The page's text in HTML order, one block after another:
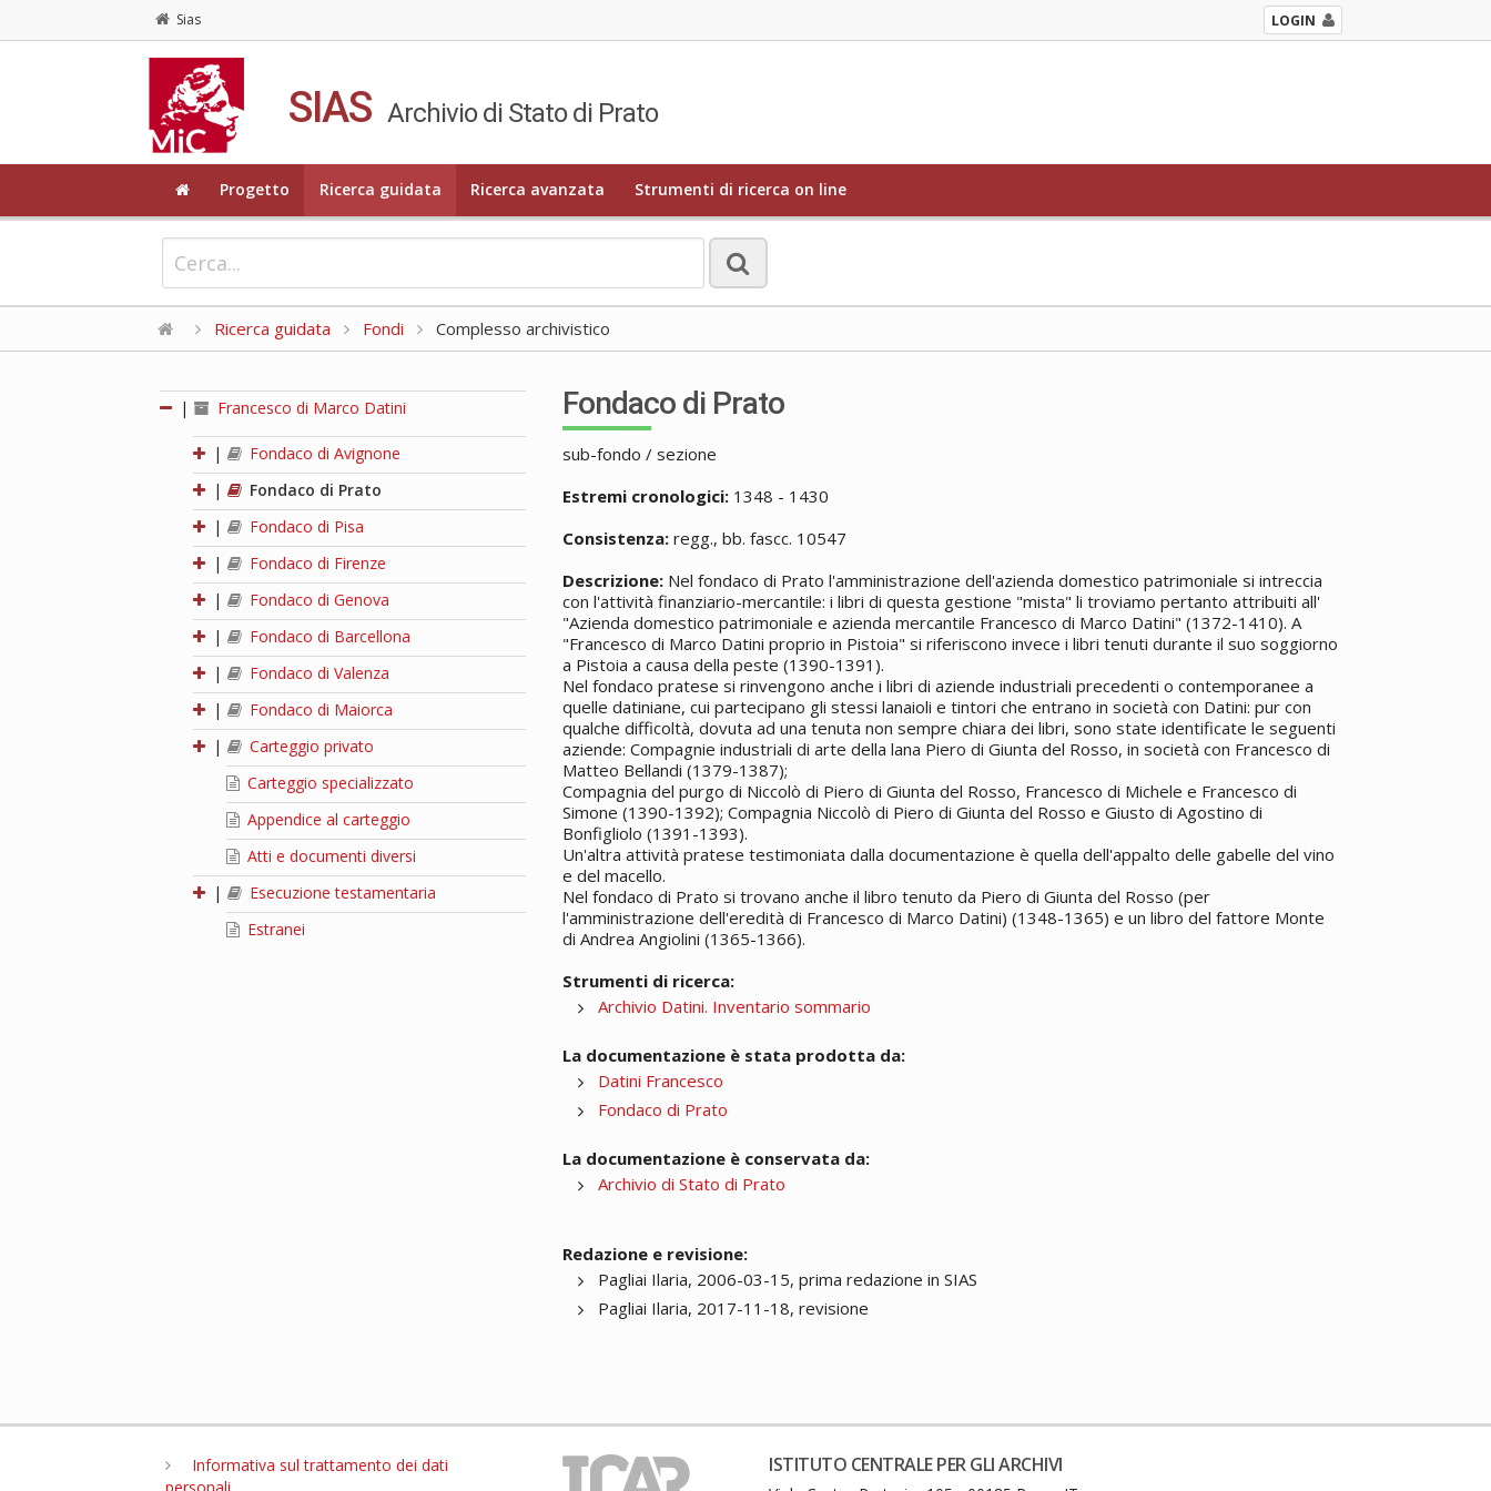
Sias LOGIN
SIAS Archivio di Stato di Prato
Progetto Ricerca guidata Ricerca avanzata Strumenti di ricerca on line
Ricerca guidata Fondi Complesso archivistico
| Francesco di Marco Datini
|
Fondaco di Avignone
|
Fondaco di Prato
|
Fondaco di Pisa
|
Fondaco di Firenze
|
Fondaco di Genova
|
Fondaco di Barcellona
|
Fondaco di Valenza
|
Fondaco di Maiorca
|
Carteggio privato
Carteggio specializzato
Appendice al carteggio
Atti e documenti diversi
|
Esecuzione testamentaria
Estranei
Fondaco di Prato
sub-fondo / sezione
Estremi cronologici: 1348 - 1430
Consistenza: regg., bb. fascc. 10547
Descrizione: Nel fondaco di Prato l'amministrazione dell'azienda domestico patrimoniale si intreccia
con l'attività finanziario-mercantile: i libri di questa gestione "mista" li troviamo pertanto attribuiti all'
"Azienda domestico patrimoniale e azienda mercantile Francesco di Marco Datini" (1372-1410). A
"Francesco di Marco Datini proprio in Pistoia" si riferiscono invece i libri tenuti durante il suo soggiorno
a Pistoia a causa della peste (1390-1391).
Nel fondaco pratese si rinvengono anche i libri di aziende industriali precedenti o contemporanee a
quelle datiniane, cui partecipano gli stessi lanaioli e tintori che entrano in società con Datini: pur con
qualche difficoltà, dovuta ad una tenuta non sempre chiara dei libri, sono state identificate le seguenti
aziende: Compagnie industriali di arte della lana Piero di Giunta del Rosso, in società con Francesco di
Matteo Bellandi (1379-1387);
Compagnia del purgo di Niccolò di Piero di Giunta del Rosso, Francesco di Michele e Francesco di
Simone (1390-1392); Compagnia Niccolò di Piero di Giunta del Rosso e Giusto di Agostino di
Bonfigliolo (1391-1393).
Un'altra attività pratese testimoniata dalla documentazione è quella dell'appalto delle gabelle del vino
e del macello.
Nel fondaco di Prato si trovano anche il libro tenuto da Piero di Giunta del Rosso (per
l'amministrazione dell'eredità di Francesco di Marco Datini) (1348-1365) e un libro del fattore Monte
di Andrea Angiolini (1365-1366).
Strumenti di ricerca:
Archivio Datini. Inventario sommario
La documentazione è stata prodotta da:
Datini Francesco
Fondaco di Prato
La documentazione è conservata da:
Archivio di Stato di Prato
Redazione e revisione:
Pagliai Ilaria, 2006-03-15, prima redazione in SIAS
Pagliai Ilaria, 2017-11-18, revisione
Informativa sul trattamento dei dati
ISTITUTO CENTRALE PER GLI ARCHIVI